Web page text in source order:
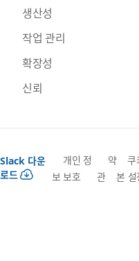
생산성
작업 관리
확장성
신뢰
Slack 다운
로드
개인 정
보 보호
약
관
쿠
본 설